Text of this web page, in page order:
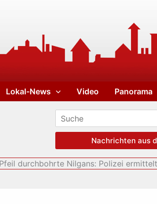
Lokal-News Video Panorama
Nachrichten aus
durchbohrte Nilgans: Polizei